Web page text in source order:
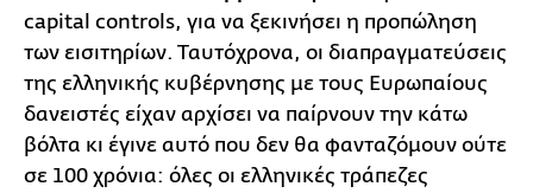
capital controls, για να ξεκινήσει η προπώληση
των εισιτηρίων. Ταυτόχρονα, οι διαπραγματεύσεις
της ελληνικής κυβέρνησης με τους Ευρωπαίους
δανειστές είχαν αρχίσει να παίρνουν την κάτω
βόλτα κι έγινε αυτό που δεν θα φανταζόμουν ούτε
σε 100 χρόνια: όλες οι ελληνικές τράπεζες